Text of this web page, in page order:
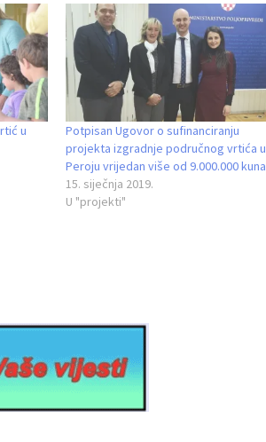
u
Potpisan Ugovor o sufinanciranju
projekta izgradnje područnog vrtića u
Peroju vrijedan više od 9.000.000 kuna
15. siječnja 2019.
U "projekti"